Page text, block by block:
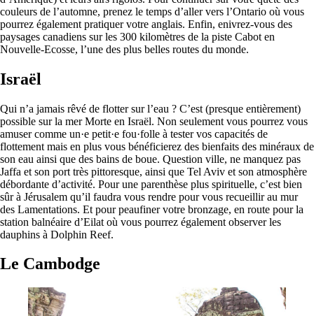
couleurs de l’automne, prenez le temps d’aller vers l’Ontario où vous
pourrez également pratiquer votre anglais. Enfin, enivrez-vous des
paysages canadiens sur les 300 kilomètres de la piste Cabot en
Nouvelle-Ecosse, l’une des plus belles routes du monde.
Israël
Qui n’a jamais rêvé de flotter sur l’eau ? C’est (presque entièrement)
possible sur la mer Morte en Israël. Non seulement vous pourrez vous
amuser comme un·e petit·e fou·folle à tester vos capacités de
flottement mais en plus vous bénéficierez des bienfaits des minéraux de
son eau ainsi que des bains de boue. Question ville, ne manquez pas
Jaffa et son port très pittoresque, ainsi que Tel Aviv et son atmosphère
débordante d’activité. Pour une parenthèse plus spirituelle, c’est bien
sûr à Jérusalem qu’il faudra vous rendre pour vous recueillir au mur
des Lamentations. Et pour peaufiner votre bronzage, en route pour la
station balnéaire d’Eilat où vous pourrez également observer les
dauphins à Dolphin Reef.
Le Cambodge